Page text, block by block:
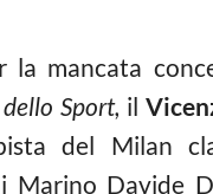
la mancata
Sport, il
del Milan
Marino Davide